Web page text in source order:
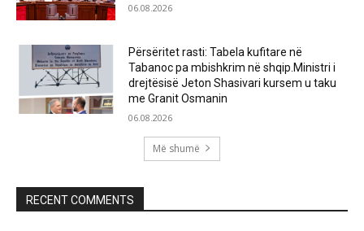
06.08.2026
Përsëritet rasti: Tabela kufitare në
Tabanoc pa mbishkrim në shqip.Ministri i
drejtësisë Jeton Shasivari kursem u taku
me Granit Osmanin
06.08.2026
Më shumë
RECENT COMMENTS